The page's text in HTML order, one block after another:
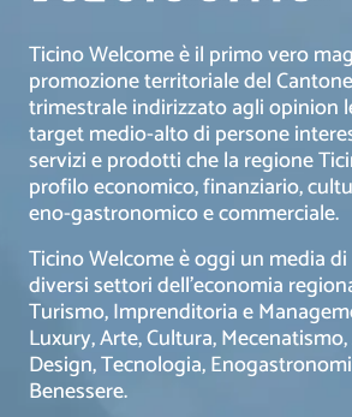
Ticino Welcome è il primo vero
promozione territoriale del
trimestrale indirizzato agli opinion
target medio-alto di persone
servizi e prodotti che la regione
profilo economico, finanziario,
eno-gastronomico e commerciale.
Ticino Welcome è oggi un media
diversi settori dell’economia
Turismo, Imprenditoria e
Luxury, Arte, Cultura,
Design, Tecnologia,
Benessere.